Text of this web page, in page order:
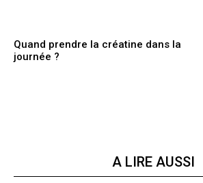
Quand prendre la créatine dans la
journée ?
A LIRE AUSSI